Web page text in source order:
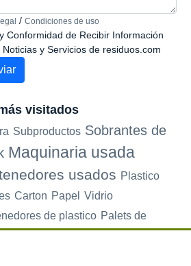
Eurobox 30
13 cm Ref. SPK
4311
/ Condiciones de uso
Conformidad de Recibir Información
Noticias y Servicios de residuos.com
visitados
Subproductos Sobrantes de
Maquinaria usada
usados Plastico
Carton Papel Vidrio
de plastico Palets de